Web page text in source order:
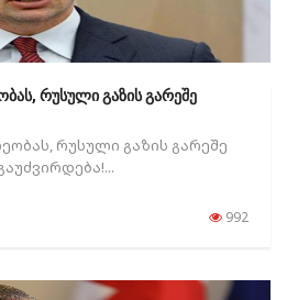
რუსული გაზის გარეშე
რუსული გაზის გარეშე
992